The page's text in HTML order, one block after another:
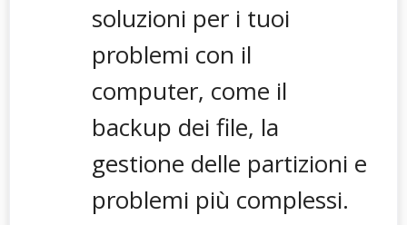
soluzioni per i tuoi
problemi con il
computer, come il
backup dei file, la
gestione delle partizioni e
problemi più complessi.